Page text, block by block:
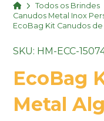
HomeTodos os Brindes
Canudos Metal Inox
EcoBag Kit Canudos
SKU: HM-ECC-
EcoBag
Metal